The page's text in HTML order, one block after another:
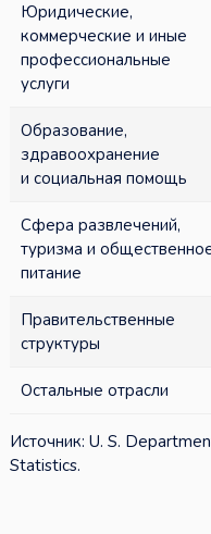
Юридические,
коммерческие и иные
профессиональные
услуги
Образование,
здравоохранение
и социальная помощь
Сфера развлечений,
туризма и
питание
Правительственные
структуры
Остальные отрасли
Источник: U. S.
Statistics.